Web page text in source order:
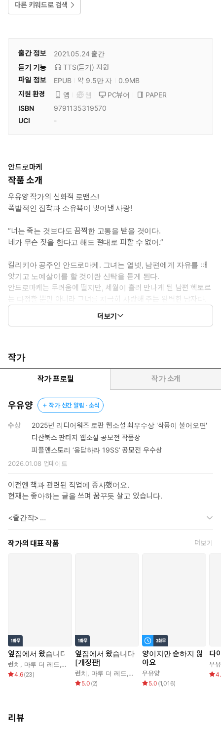
다른 키워드로 검색
출간 정보 2021.05.24 출간
듣기 기능
TTS(듣기) 지원
파일 정보
EPUB 약 9.5만 자
0.9MB
지원 환경
앱 웹 PC뷰어
PAPER
ISBN
9791135319570
UCI
-
안드로마케
작품 소개
우유양 작가의 신화적 로맨스!
폭발적인 집착과 소유욕이 빚어낸 사랑!
“너는 죽는 것보다도 끔찍한 고통을 받을 것이다.
네가 무슨 짓을 한다고 해도 절대로 피할 수 없어.”
킬리키아 공주인 안드로마케. 그녀는 열넷, 남편에게 자유를 빼
앗기고 노예살이를 할 것이란 신탁을 듣게 된다.
안드로마케는 두려움에 떨지만, 세월이 흘러 만나게 된 남편 헥토르
는 다정할 뿐만 아니라 그녀를 지극히 사랑해 주는 완벽한 남자다.
하지만 운명은 그녀를 순탄하게 놔두지 않는다. 어느 날, 헥토르의
동생 파리스가 헬레네를 왕궁에 들인 것! 그 일은 트로이를 전쟁의
만다.
“당신은 나를 받아들이기 위해 존재하오.”
***
한편, 마치 에로스의 화살을 맞은 것과 같이 안드로마케를 알게 된
순간부터 한시도 그녀를 원하지 않은 순간이 없던 네오프톨레모스.
아킬레우스의 아들이자 전쟁영웅인 그는 마침내 전쟁을 승리로 이
끌고 가장 탐이 나고 아름답던 전리품인 안드로마케를 쟁취한다.
그러나 그녀를 취하고 나서도 타는 듯한 갈증과 갈망이 사라지지 않
음을 느끼고 당황한다. 결국 그는 안드로마케를 완전히 갖기 위해
위험한 선택을 하는데……!
“방법을 달리해야겠다. 내 것인데 이리 상하게 만들어서야 오히려
더보기
작가
작가 프로필 작가 소개
우유양 작가 신간 알림 · 소식
수상
2025년 리디어워즈 로판 웹소설 최우수상 '삭풍이 불어오면'
다산북스 판타지 웹소설 공모전 작품상
피플앤스토리 ‘응답하라 19SS’ 공모전 우수상
2026.01.08 업데이트
이전엔 책과 관련된 직업에 종사했어요.
현재는 좋아하는 글을 쓰며 꿈꾸듯 살고 있습니다.
<출간작>
하현 혹은 곰이 신님의 아내 되는 이야기. 칠성 혹은 꼬리에 꼬리를
무는 뱀 이야기. 끝이 없는. 화양연화. 슬리핑 뷰티. 변태의 윤리학.
작가의 대표 작품 더보기
옆집에서 왔습니다
런치, 마루 더 레드, 우유양
4.6(23)
옆집에서 왔습니다
[개정판]
런치, 마루 더 레드, 우유양
5.0 (2)
양이지만 순하지 않
아요
우유양
5.0 (1,016)
다
우
리뷰